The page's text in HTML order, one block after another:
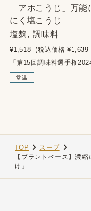
「アホこうじ」万能
にく塩こうじ
塩麹, 調味料
¥1,518 (税込価格 ¥1,639
常温
TOP
スープ
【プラントベース】濃
け」